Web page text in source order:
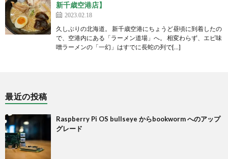
新千歳空港店】
2023.02.18
久しぶりの北海道。 新千歳空港にちょうど昼頃に到着したの
で、空港内にある「ラーメン道場」へ。 相変わらず、エビ味
噌ラーメンの「一幻」はすでに長蛇の列で[…]
最近の投稿
Raspberry Pi OS bullseye からbookworm へのアップ
グレード